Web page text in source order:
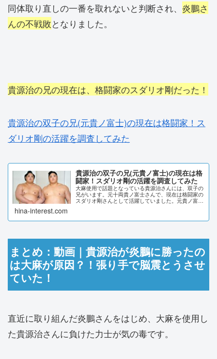
同体取り直しの一番を取れないと判断され、 炎鵬さ
んの不戦敗となりました。
貴源治の兄の現在は、格闘家のスダリオ剛だった！
貴源治の双子の兄(元貴ノ富士)の現在は格闘家！ス
ダリオ剛の活躍を調査してみた
貴源治の双子の兄(元貴ノ富士)の現在は格
闘家！スダリオ剛の活躍を調査してみた
大麻使用で話題となっている貴源治さんには、双子の
兄がいます。元十両貴ノ富士さんで、現在は格闘家の
スダリオ剛さんとして活躍していました。元貴ノ富士
兄...
hina-interest.com
まとめ：動画｜貴源治が炎鵬に勝ったの
は大麻が原因？！張り手で脳震とうさせ
ていた！
直近に取り組んだ炎鵬さんをはじめ、大麻を使用し
た貴源治さんに負けた力士が気の毒です。